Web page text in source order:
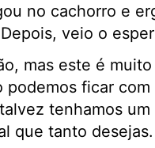
no cachorro e
veio o
mas este é
ficar
tenhamos um
que tanto desejas.